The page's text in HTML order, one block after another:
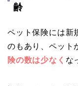
齢
ペット保険には新
のもあり、ペット
険の数は少なく な